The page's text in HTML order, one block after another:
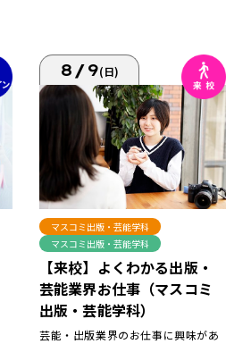
8/9(日)
マスコミ出版・芸能学科
マスコミ出版・芸能学科
【来校】よくわかる出版・
芸能業界お仕事（マスコミ
出版・芸能学科）
芸能・出版業界のお仕事に興味があ